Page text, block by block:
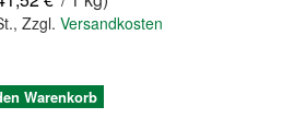
, Zzgl. Versandkosten
Warenkorb